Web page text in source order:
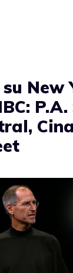
New
P.A.